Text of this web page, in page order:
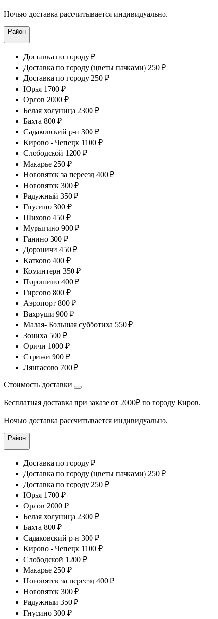
Ночью доставка рассчитывается индивидуально.
Район
Доставка по городу ₽
Доставка по городу (цветы пачками) 250 ₽
Доставка по городу 250 ₽
Юрья 1700 ₽
Орлов 2000 ₽
Белая холуница 2300 ₽
Бахта 800 ₽
Садаковский р-н 300 ₽
Кирово - Чепецк 1100 ₽
Слободской 1200 ₽
Макарье 250 ₽
Нововятск за переезд 400 ₽
Нововятск 300 ₽
Радужный 350 ₽
Гнусино 300 ₽
Шихово 450 ₽
Мурыгино 900 ₽
Ганино 300 ₽
Дороничи 450 ₽
Катково 400 ₽
Коминтерн 350 ₽
Порошино 400 ₽
Гирсово 800 ₽
Аэропорт 800 ₽
Вахруши 900 ₽
Малая- Большая субботиха 550 ₽
Зониха 500 ₽
Оричи 1000 ₽
Стрижи 900 ₽
Лянгасово 700 ₽
Стоимость доставки
Бесплатная доставка при заказе от 2000₽ по городу Киров.
Ночью доставка рассчитывается индивидуально.
Район
Доставка по городу ₽
Доставка по городу (цветы пачками) 250 ₽
Доставка по городу 250 ₽
Юрья 1700 ₽
Орлов 2000 ₽
Белая холуница 2300 ₽
Бахта 800 ₽
Садаковский р-н 300 ₽
Кирово - Чепецк 1100 ₽
Слободской 1200 ₽
Макарье 250 ₽
Нововятск за переезд 400 ₽
Нововятск 300 ₽
Радужный 350 ₽
Гнусино 300 ₽